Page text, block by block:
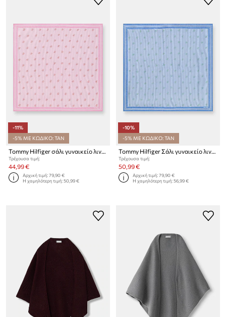
-11%
-5% ΜΕ ΚΩΔΙΚΟ: TAN
Τρέχουσα τιμή:
44,99 €
Αρχική τιμή:79,90 €
Η χαμηλότερη τιμή:50,99 €
-10%
-5% ΜΕ ΚΩΔΙΚΟ: TAN
Τρέχουσα τιμή:
50,99 €
Αρχική τιμή:79,90 €
Η χαμηλότερη τιμή:56,99 €